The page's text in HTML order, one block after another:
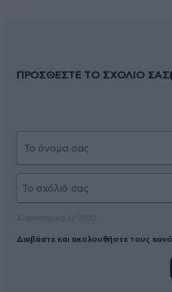
ΠΡΟΣΘΕΣΤΕ ΤΟ ΣΧΟΛΙΟ ΣΑΣ
Διαβάστε και ακολουθήστε τους